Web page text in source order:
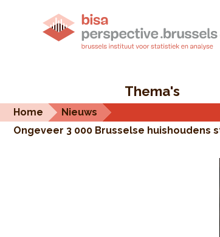
Thema's
Home
Nieuws
Ongeveer 3 000 Brusselse huishoudens